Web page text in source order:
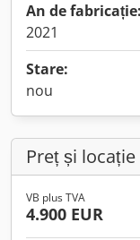
An de fabricație:
2021
Stare:
nou
Preț și locație
VB plus TVA
4.900 EUR